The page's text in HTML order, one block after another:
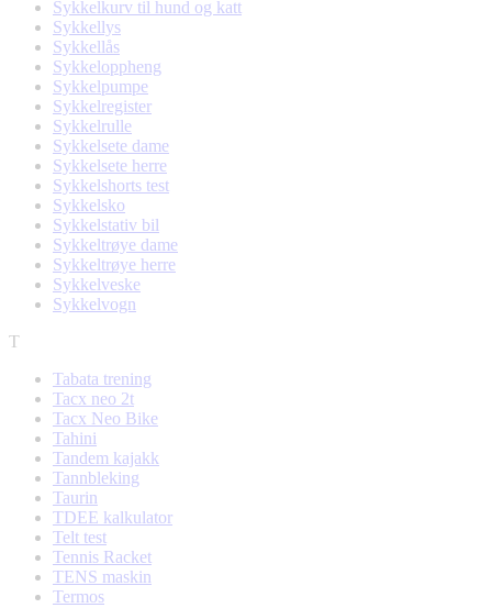
Sykkelkurv til hund og katt
Sykkellys
Sykkellås
Sykkeloppheng
Sykkelpumpe
Sykkelregister
Sykkelrulle
Sykkelsete dame
Sykkelsete herre
Sykkelshorts test
Sykkelsko
Sykkelstativ bil
Sykkeltrøye dame
Sykkeltrøye herre
Sykkelveske
Sykkelvogn
T
Tabata trening
Tacx neo 2t
Tacx Neo Bike
Tahini
Tandem kajakk
Tannbleking
Taurin
TDEE kalkulator
Telt test
Tennis Racket
TENS maskin
Termos